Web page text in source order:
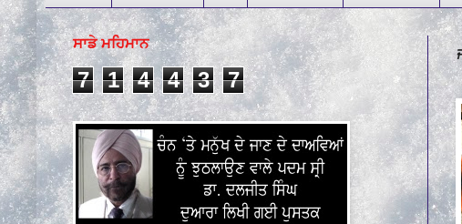
ਸਾਡੇ ਮਹਿਮਾਨ
7 1 4 4 3 7